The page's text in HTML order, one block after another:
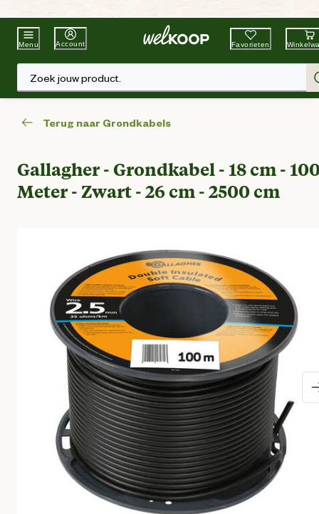
Beste WinkelketenTuin & Dier
Menu Account Favorieten
Zoek jouw product.
Terug naar Grondkabels
Gallagher - Grondkabel - 18 cm -
Meter - Zwart - 26 cm - 2500 cm